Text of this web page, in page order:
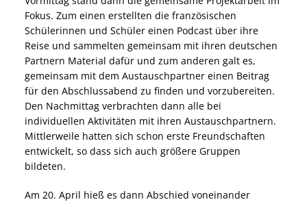
Fokus. Zum einen erstellten die französischen
Schülerinnen und Schüler einen Podcast über ihre
Reise und sammelten gemeinsam mit ihren deutschen
Partnern Material dafür und zum anderen galt es,
gemeinsam mit dem Austauschpartner einen Beitrag
für den Abschlussabend zu finden und vorzubereiten.
Den Nachmittag verbrachten dann alle bei
individuellen Aktivitäten mit ihren Austauschpartnern.
Mittlerweile hatten sich schon erste Freundschaften
entwickelt, so dass sich auch größere Gruppen
bildeten.
Am 20. April hieß es dann Abschied voneinander